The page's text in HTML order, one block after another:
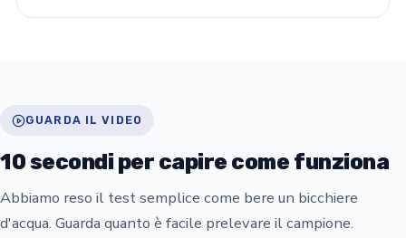
GUARDA IL VIDEO
10 secondi per capire come funziona
Abbiamo reso il test semplice come bere un bicchiere
d'acqua. Guarda quanto è facile prelevare il campione.